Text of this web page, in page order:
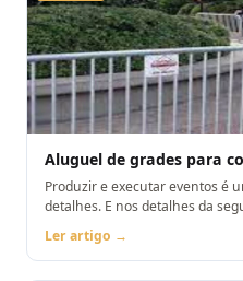
Aluguel de grades para
Produzir e executar eventos é
detalhes. E nos detalhes da segurança, não pode
de grades para concertos
Ler artigo →